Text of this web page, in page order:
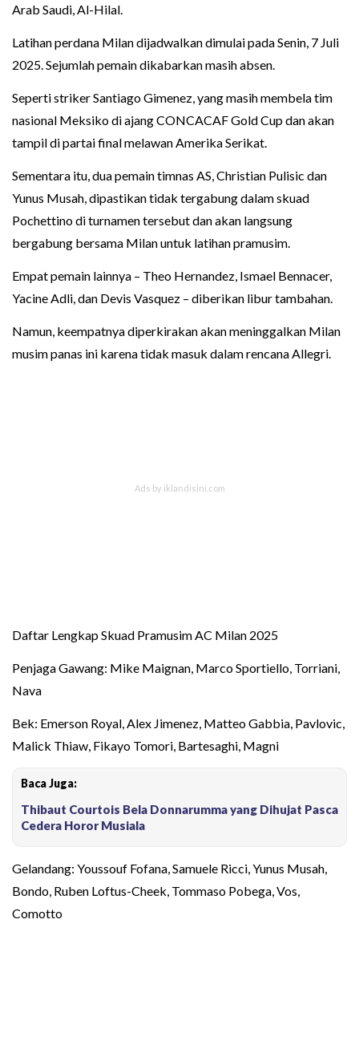
Arab Saudi, Al-Hilal.
Latihan perdana Milan dijadwalkan dimulai pada Senin, 7 Juli
2025. Sejumlah pemain dikabarkan masih absen.
Seperti striker Santiago Gimenez, yang masih membela tim
nasional Meksiko di ajang CONCACAF Gold Cup dan akan
tampil di partai final melawan Amerika Serikat.
Sementara itu, dua pemain timnas AS, Christian Pulisic dan
Yunus Musah, dipastikan tidak tergabung dalam skuad
Pochettino di turnamen tersebut dan akan langsung
bergabung bersama Milan untuk latihan pramusim.
Empat pemain lainnya – Theo Hernandez, Ismael Bennacer,
Yacine Adli, dan Devis Vasquez – diberikan libur tambahan.
Namun, keempatnya diperkirakan akan meninggalkan Milan
musim panas ini karena tidak masuk dalam rencana Allegri.
Daftar Lengkap Skuad Pramusim AC Milan 2025
Penjaga Gawang: Mike Maignan, Marco Sportiello, Torriani,
Nava
Bek: Emerson Royal, Alex Jimenez, Matteo Gabbia, Pavlovic,
Malick Thiaw, Fikayo Tomori, Bartesaghi, Magni
Baca Juga:
Thibaut Courtois Bela Donnarumma yang Dihujat Pasca
Cedera Horor Musiala
Gelandang: Youssouf Fofana, Samuele Ricci, Yunus Musah,
Bondo, Ruben Loftus-Cheek, Tommaso Pobega, Vos,
Comotto